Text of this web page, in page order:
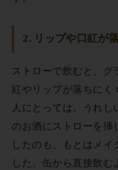
2. リップや口紅が
ストローで飲むと、グ
紅やリップが落ちにく
人にとっては、うれし
のお酒にストローを挿
したのも、もとはメ
した。缶から直接飲